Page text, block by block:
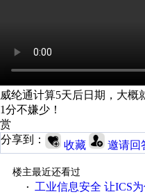
威纶通计算5天后日期，大概
1分不嫌少！
赏
分享到：
收藏 邀请回
楼主最近还看过
·
工业信息安全 让ICS